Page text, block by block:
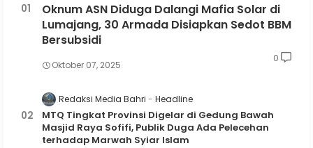
Oknum ASN Diduga Dalangi Mafia Solar di
Lumajang, 30 Armada Disiapkan Sedot BBM
Bersubsidi
Oktober 07, 2025
0
Redaksi Media Bahri Headline
MTQ Tingkat Provinsi Digelar di Gedung Bawah
Masjid Raya Sofifi, Publik Duga Ada Pelecehan
terhadap Marwah Syiar Islam